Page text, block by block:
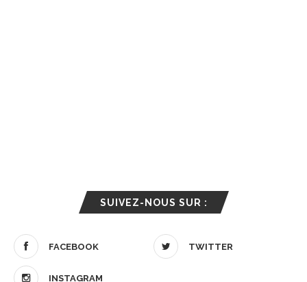
SUIVEZ-NOUS SUR :
FACEBOOK TWITTER
INSTAGRAM